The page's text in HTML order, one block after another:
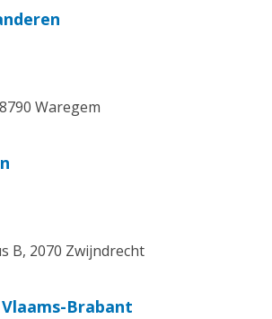
Waregem
B, 2070 Zwijndrecht
Brabant